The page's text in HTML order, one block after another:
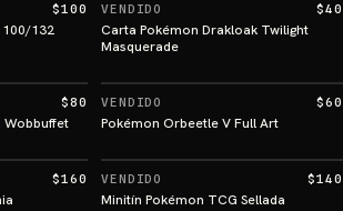
$100
100/132
VENDIDO $40
Carta Pokémon Drakloak Twilight
Masquerade
$80
Wobbuffet
VENDIDO $60
Pokémon Orbeetle V Full Art
$160 VENDIDO $140
Minitín Pokémon TCG Sellada